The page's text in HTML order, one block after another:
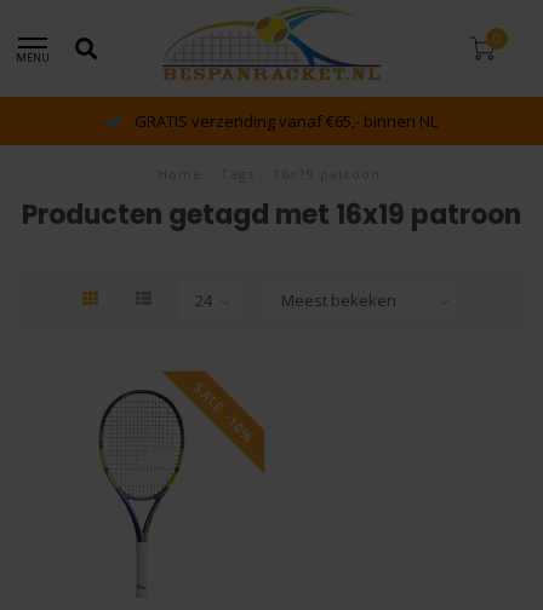
MENU
0
GRATIS verzending vanaf €65,- binnen NL
Producten getagd met 16x19 patroon
SALE -10%